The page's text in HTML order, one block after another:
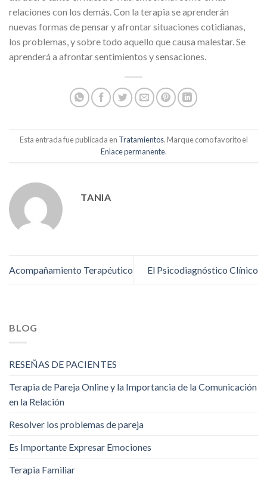
relaciones con los demás. Con la terapia se aprenderán
nuevas formas de pensar y afrontar situaciones cotidianas,
los problemas, y sobre todo aquello que causa malestar. Se
aprenderá a afrontar sentimientos y sensaciones.
Esta entrada fue publicada en Tratamientos. Marque como favorito el
Enlace permanente.
TANIA
Acompañamiento Terapéutico El Psicodiagnóstico Clínico
BLOG
RESEÑAS DE PACIENTES
Terapia de Pareja Online y la Importancia de la Comunicación
en la Relación
Resolver los problemas de pareja
Es Importante Expresar Emociones
Terapia Familiar